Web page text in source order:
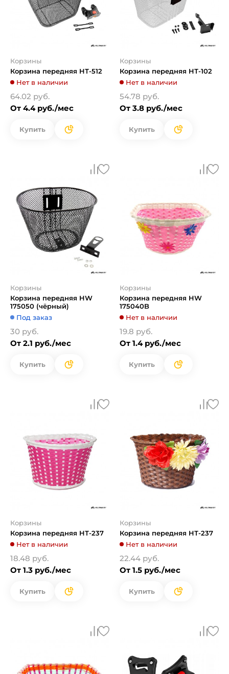
Корзины
Корзина передняя HТ-512
Нет в наличии
64.02 руб.
От 4.4 руб./мес
Купить
Корзины
Корзина передняя HТ-102
Нет в наличии
54.78 руб.
От 3.8 руб./мес
Купить
Корзины
Корзина передняя HW
175050 (чёрный)
Под заказ
30 руб.
От 2.1 руб./мес
Купить
Корзины
Корзина передняя HW
175040B
Нет в наличии
19.8 руб.
От 1.4 руб./мес
Купить
Корзины
Корзина передняя HТ-237
Нет в наличии
18.48 руб.
От 1.3 руб./мес
Купить
Корзины
Корзина передняя HТ-237
Нет в наличии
22.44 руб.
От 1.5 руб./мес
Купить